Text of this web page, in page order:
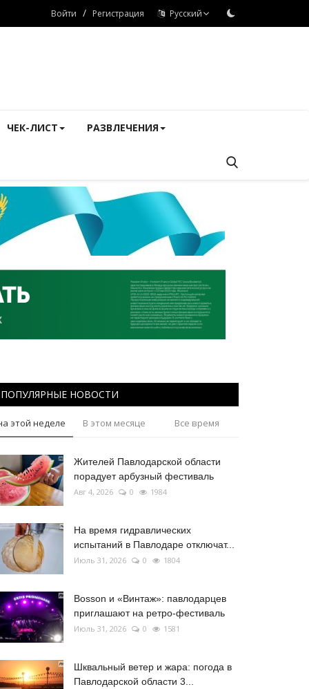
Войти / Регистрация Русский
ЧЕК-ЛИСТ РАЗВЛЕЧЕНИЯ
ПОПУЛЯРНЫЕ НОВОСТИ
этой неделе В этом месяце Все время
Жителей Павлодарской области
порадует арбузный фестиваль
Авг 4, 2026 0 1984
На время гидравлических
испытаний в Павлодаре отключат...
Июль 31, 2026 0 1804
Bosson и «Винтаж»: павлодарцев
приглашают на ретро-фестиваль
Июль 31, 2026 0 1581
Шквальный ветер и жара: погода в
Павлодарской области 3...